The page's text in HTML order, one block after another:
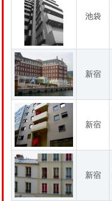
池袋
新宿
新宿
新宿